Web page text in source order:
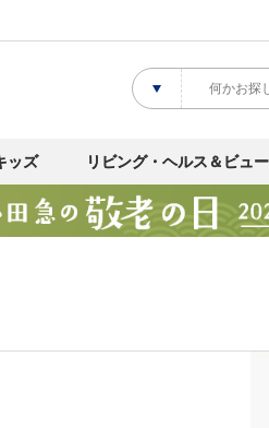
ッズ リビング・ヘルス＆ビュ